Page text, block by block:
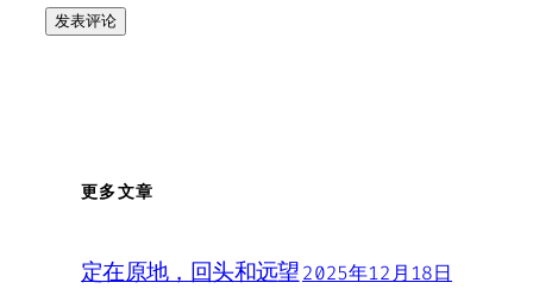
更多文章
定在原地，回头和远望2025年12月18日